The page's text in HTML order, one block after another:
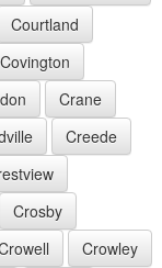
Courtland
Covington
Crane
Creede
Crosby
Crowley